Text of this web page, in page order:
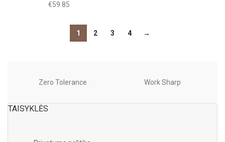
€59.85
1 2 3 4 →
Zero Tolerance Work Sharp
TAISYKLĖS